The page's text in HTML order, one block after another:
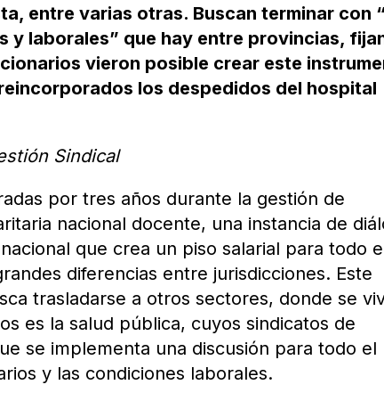
entre varias otras. Buscan terminar con
y laborales” que hay entre provincias,
vieron posible crear este
los despedidos del hospital
Sindical
por tres años durante la gestión de
nacional docente, una instancia de
que crea un piso salarial para todo
diferencias entre jurisdicciones. Este
trasladarse a otros sectores, donde se
es la salud pública, cuyos sindicatos de
se implementa una discusión para todo el
y las condiciones laborales.